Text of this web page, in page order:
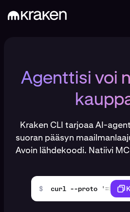
Agenttisi voi
Kraken CLI tarjoaa AI-
suoran pääsyn
Avoin lähdekoodi. Natiivi
$ curl --proto